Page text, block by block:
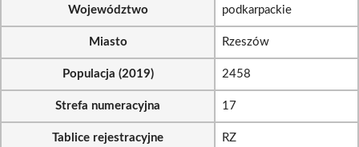
Województwo podkarpackie
Miasto Rzeszów
Populacja (2019) 2458
Strefa numeracyjna 17
Tablice rejestracyjne RZ